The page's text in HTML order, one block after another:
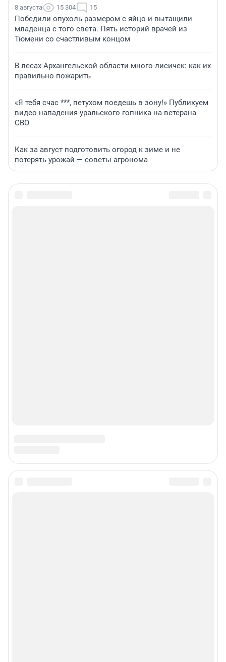
8 августа 15 304 15
Победили опухоль размером с яйцо и вытащили
младенца с того света. Пять историй врачей из
Тюмени со счастливым концом
В лесах Архангельской области много лисичек: как их
правильно пожарить
«Я тебя счас ***, петухом поедешь в зону!» Публикуем
видео нападения уральского гопника на ветерана
СВО
Как за август подготовить огород к зиме и не
потерять урожай — советы агронома